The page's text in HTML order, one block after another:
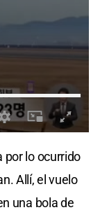
por lo ocurrido
Allí, el vuelo
una bola de